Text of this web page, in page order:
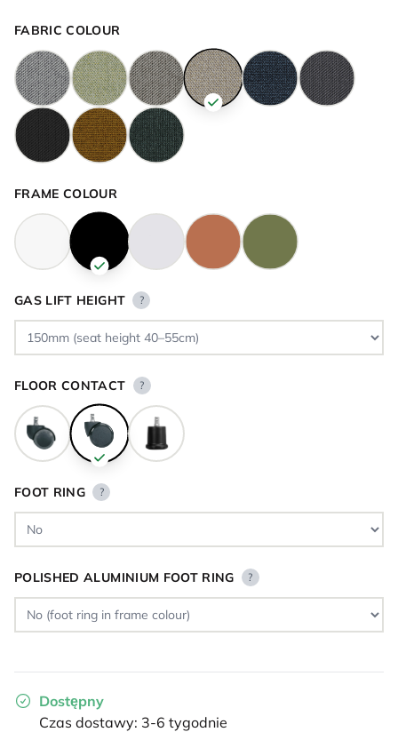
FABRIC COLOUR
FRAME COLOUR
GAS LIFT HEIGHT ?
FLOOR CONTACT ?
FOOT RING ?
POLISHED ALUMINIUM FOOT RING ?
Dostępny
Czas dostawy: 3-6 tygodnie